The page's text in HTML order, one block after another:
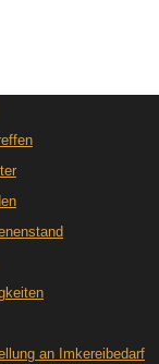
an Imkereibedarf